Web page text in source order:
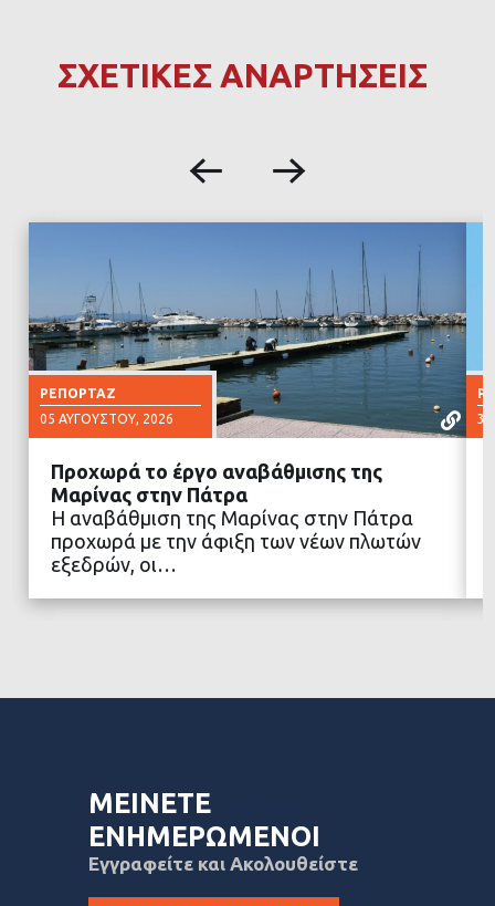
ΣΧΕΤΙΚΕΣ ΑΝΑΡΤΗΣΕΙΣ
ΡΕΠΟΡΤΆΖ
05 ΑΥΓΟΎΣΤΟΥ, 2026
ΔΙΑΒΑΣΤΕ ΠΕΡΙΣΣΟΤΕΡΑ
Προχωρά το έργο αναβάθμισης της
Μαρίνας στην Πάτρα
Η αναβάθμιση της Μαρίνας στην Πάτρα
προχωρά με την άφιξη των νέων πλωτών
εξεδρών, οι…
30
ΜΕΙΝΕΤΕ
ΕΝΗΜΕΡΩΜΕΝΟΙ
Εγγραφείτε και Ακολουθείστε